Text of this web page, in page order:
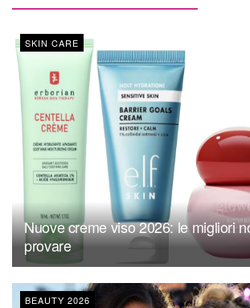
SKIN CARE
Nuove creme viso 2026: le migliori
provare
BEAUTY 2026